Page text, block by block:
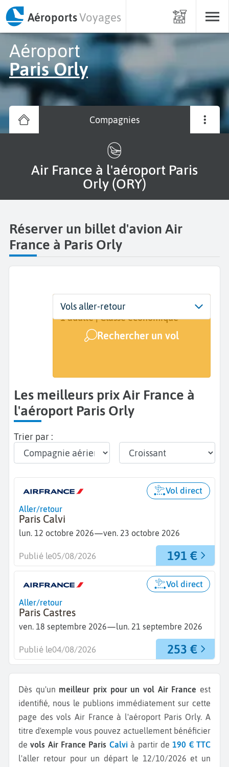
AéroportsVoyages
Aéroport
Paris Orly
Compagnies
Air France à l'aéroport Paris
Orly (ORY)
Réserver un billet d'avion Air
France à Paris Orly
Départ
Paris Orly (ORY)
Dates
Dates de votre voyage
Voyageurs | Classe
1 adulte | Classe économique
Rechercher un vol
Vols aller-retour
Les meilleurs prix Air France à
l'aéroport Paris Orly
Trier par :
Aller/retour
Paris Calvi
lun. 12 octobre 2026—ven. 23 octobre 2026
Vol direct
191 €
Publié le05/08/2026
Aller/retour
Paris Castres
ven. 18 septembre 2026—lun. 21 septembre 2026
Vol direct
253 €
Publié le04/08/2026
Dès qu'un meilleur prix pour un vol Air France est
identifié, nous le publions immédiatement sur cette
page des vols Air France à l'aéroport Paris Orly. A
titre d'exemple vous pouvez actuellement bénéficier
devols Air France Paris Calvi à partir de190 € TTC
l'aller retour pour un départ le 12/10/2026 et un